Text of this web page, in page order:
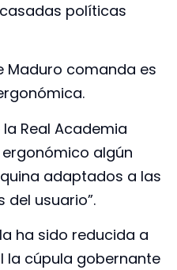
políticas
Maduro comanda es
Real Academia
algún
adaptados a las
usuario”.
ha sido reducida a
la cúpula gobernante